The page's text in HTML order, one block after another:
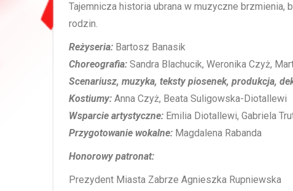
Tajemnicza historia ubrana w muzyczne brzmienia,
rodzin.
Reżyseria: Bartosz Banasik
Choreografia: Sandra Blachucik, Weronika Czyż,
Scenariusz, muzyka, teksty piosenek, produkcja,
Kostiumy: Anna Czyż, Beata Suligowska-Diotallewi
Wsparcie artystyczne: Emilia Diotallewi, Gabriela
Przygotowanie wokalne: Magdalena Rabanda
Honorowy patronat:
Prezydent Miasta Zabrze Agnieszka Rupniewska